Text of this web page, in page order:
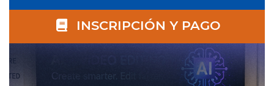
INSCRIPCIÓN Y PAGO